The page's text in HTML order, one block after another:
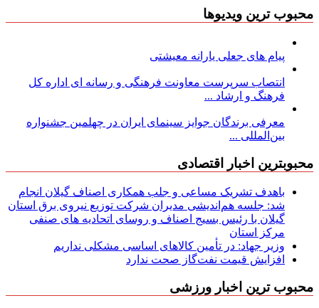
محبوب ترین ویدیوها
پیام های جعلی یارانه معیشتی
انتصاب سرپرست معاونت فرهنگی و رسانه ای اداره کل
فرهنگ و ارشاد ...
معرفی برندگان جوایز سینمای ایران در چهلمین جشنواره
بین‌المللی ...
محبوبترین اخبار اقتصادی
باهدف تشریک مساعی و جلب همکاری اصناف گیلان انجام
شد: جلسه هم‌اندیشی مدیران شركت توزیع نیروی برق استان
گیلان با رئیس بسیج اصناف و روسای اتحادیه های صنفی
مركز استان
وزیر جهاد: در تأمین کالاهای اساسی مشکلی نداریم
افزایش قیمت نفت‌گاز صحت ندارد
محبوب ترین اخبار ورزشی